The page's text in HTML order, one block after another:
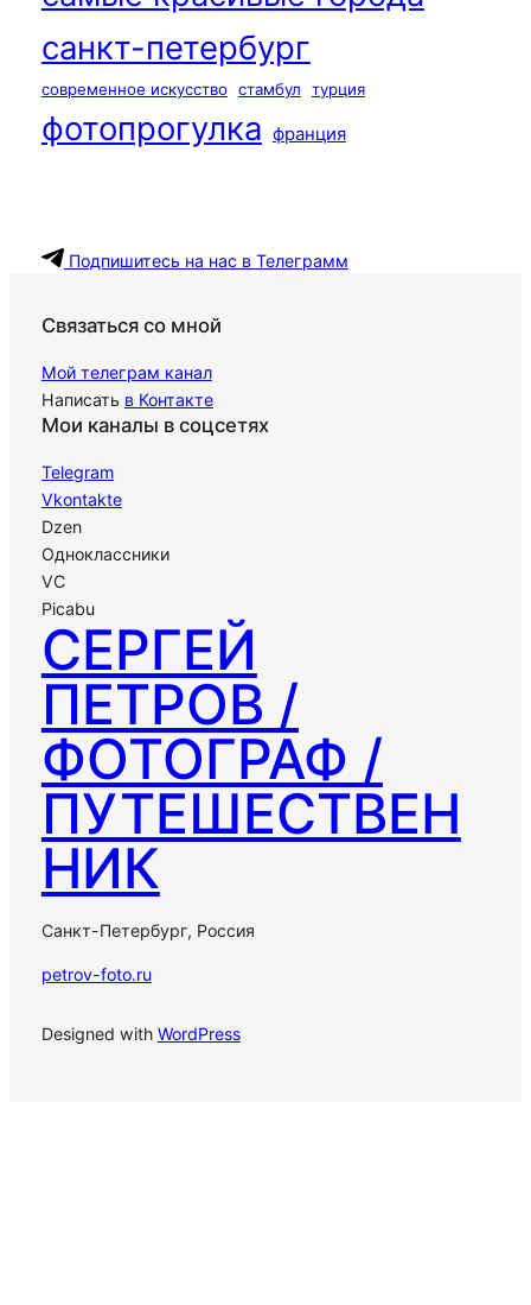
санкт-петербург
современное искусство стамбул турция
фотопрогулка франция
Подпишитесь на нас в Телеграмм
Связаться со мной
Мой телеграм канал
Написать в Контакте
Мои каналы в соцсетях
Telegram
Vkontakte
Dzen
Одноклассники
VC
Picabu
СЕРГЕЙ
ПЕТРОВ /
ФОТОГРАФ /
ПУТЕШЕСТВЕН
НИК
Санкт-Петербург, Россия
petrov-foto.ru
Designed with WordPress